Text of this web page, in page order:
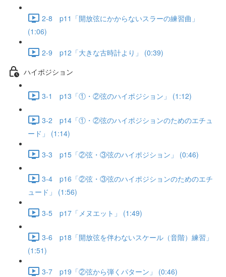
2-8 p11「開放弦にかからないスラーの練習曲」
(1:06)
2-9 p12「大きな古時計より」 (0:39)
ハイポジション
3-1 p13「①・②弦のハイポジション」 (1:12)
3-2 p14「①・②弦のハイポジションのためのエチュ
ード」 (1:14)
3-3 p15「②弦・③弦のハイポジション」 (0:46)
3-4 p16「②弦・③弦のハイポジションのためのエチ
ュード」 (1:56)
3-5 p17「メヌエット」 (1:49)
3-6 p18「開放弦を伴わないスケール（音階）練習」
(1:51)
3-7 p19「②弦から弾くパターン」 (0:46)